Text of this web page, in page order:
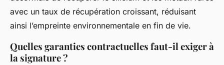
avec un taux de récupération croissant, réduisant
ainsi l’empreinte environnementale en fin de vie.
Quelles garanties contractuelles faut-il exiger à
la signature ?